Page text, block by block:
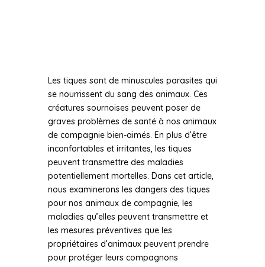
Les tiques sont de minuscules parasites qui
se nourrissent du sang des animaux. Ces
créatures sournoises peuvent poser de
graves problèmes de santé à nos animaux
de compagnie bien-aimés. En plus d’être
inconfortables et irritantes, les tiques
peuvent transmettre des maladies
potentiellement mortelles. Dans cet article,
nous examinerons les dangers des tiques
pour nos animaux de compagnie, les
maladies qu’elles peuvent transmettre et
les mesures préventives que les
propriétaires d’animaux peuvent prendre
pour protéger leurs compagnons